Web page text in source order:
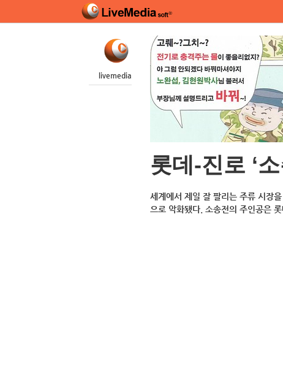
livemedia
롯데-진로 ‘
세계에서 제일 잘 팔리는 주류 시장
으로 악화됐다. 소송전의 주인공은